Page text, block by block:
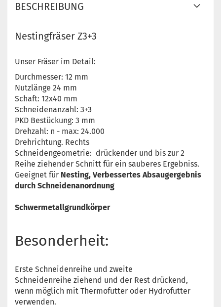
BESCHREIBUNG
Nestingfräser Z3+3
Unser Fräser im Detail:
Durchmesser: 12 mm
Nutzlänge 24 mm
Schaft: 12x40 mm
Schneidenanzahl: 3+3
PKD Bestückung: 3 mm
Drehzahl: n - max: 24.000
Drehrichtung. Rechts
Schneidengeometrie: drückender und bis zur 2
Reihe ziehender Schnitt für ein sauberes Ergebniss.
Geeignet für Nesting, Verbessertes Absaugergebnis
durch Schneidenanordnung
Schwermetallgrundkörper
Besonderheit:
Erste Schneidenreihe und zweite
Schneidenreihe ziehend und der Rest drückend,
wenn möglich mit Thermofutter oder Hydrofutter
verwenden.